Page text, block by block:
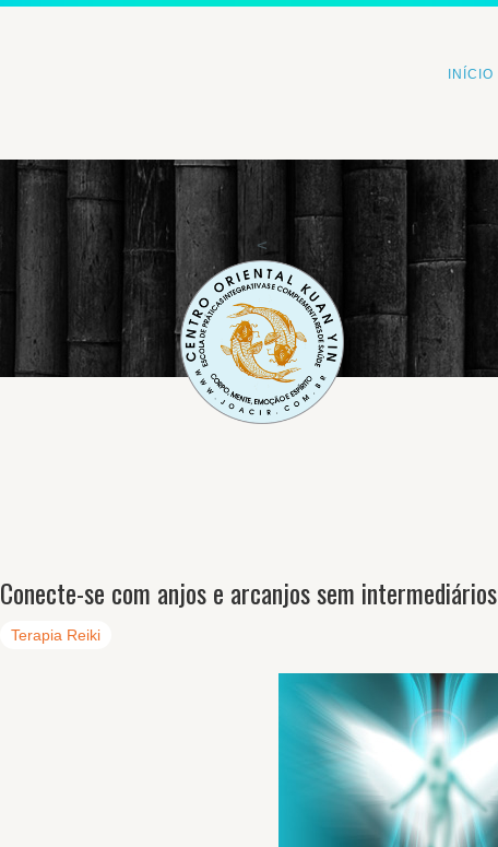
INÍCIO
<
Conecte-se com anjos e arcanjos sem intermediários
Terapia Reiki